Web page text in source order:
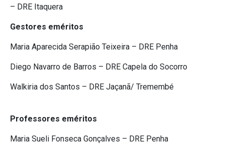
– DRE Itaquera
Gestores eméritos
Maria Aparecida Serapião Teixeira – DRE Penha
Diego Navarro de Barros – DRE Capela do Socorro
Walkiria dos Santos – DRE Jaçanã/ Tremembé
Professores eméritos
Maria Sueli Fonseca Gonçalves – DRE Penha